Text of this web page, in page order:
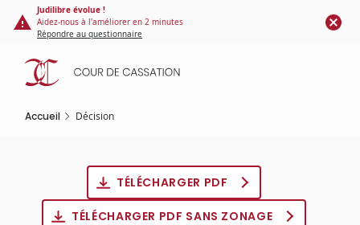
Panneau de gestion des cookies
contenu
principal
Judilibre évolue !
Aidez-nous à l'améliorer en 2 minutes
Répondre au questionnaire
Accueil Décision
TÉLÉCHARGER PDF
TÉLÉCHARGER PDF SANS ZONAGE